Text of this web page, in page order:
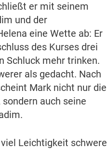
er mit seinem
und der
eine Wette ab: Er
des Kurses drei
Schluck mehr trinken.
als gedacht. Nach
Mark nicht nur die
auch seine
Leichtigkeit schwere